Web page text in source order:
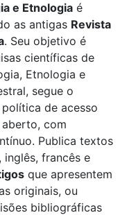
e Etnologia é
as antigas Revista
. Seu objetivo é
científicas de
Etnologia e
segue o
de acesso
com
Publica textos
inglês, francês e
que apresentem
originais, ou
bibliográficas